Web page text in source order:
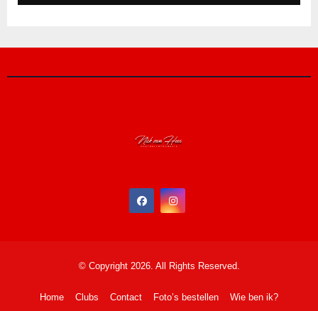
© Copyright 2026. All Rights Reserved.
Home Clubs Contact Foto’s bestellen Wie ben ik?